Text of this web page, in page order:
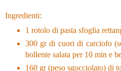
Ingredienti:
1 rotolo di pasta sfoglia
300 gr di cuori di carciofo
bollente salata per 10 min e
160 gr (peso sgocciolato) di